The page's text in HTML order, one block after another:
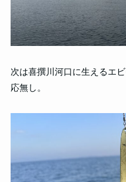
次は喜撰川河口に生えるエ
応無し。